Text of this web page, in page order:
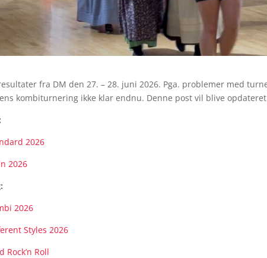
fra DM den 27. – 28. juni 2026. Pga. problemer med
kombiturnering ikke klar endnu. Denne post vil blive
2026
2026
2026
Styles 2026
Rock’n Roll